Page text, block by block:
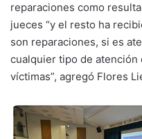
reparaciones como
jueces “y el resto ha
son reparaciones, si es
cualquier tipo de
víctimas”, agregó Flores